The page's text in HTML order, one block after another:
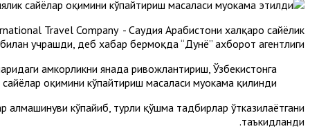
Travel Company - Саудия Aрабистони халқаро сайёҳлик
учрашди, деб хабар бермоқда “Дунё” ахборот агентлиги.
ҳамкорликни янада ривожлантириш, Ўзбекистонга
оқимини кўпайтириш масаласи муҳокама қилинди.
кўпайиб, турли қўшма тадбирлар ўтказилаётгани
таъкидланди.